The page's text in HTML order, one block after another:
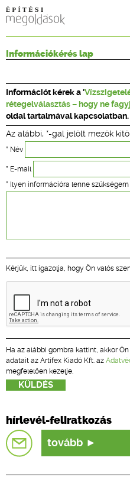
CPR
ÉPÍTÉSI
Információkérés lap
Információt kérek a '
rétegelválasztás – hogy ne
oldal tartalmával kapcsolatban.
Az alábbi, *-gal jelölt mezők
* Név
* E-mail
* Ilyen információra lenne
Kérjük, itt igazolja, hogy Ön valós
Ha az alábbi gombra kattint, akkor
adatait az Artifex Kiadó Kft. az
megfelelően kezelje.
hírlevél-feliratkozás
tovább